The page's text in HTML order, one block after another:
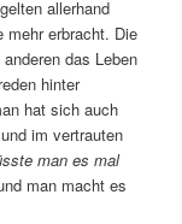
allerhand
mehr erbracht. Die
das Leben
hinter
hat sich auch
im vertrauten
man es mal
man macht es